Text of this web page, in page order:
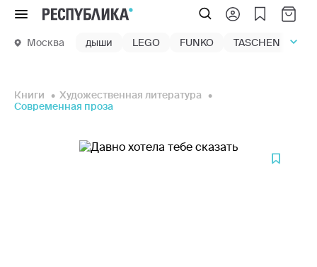
Меню
Москва дыши LEGO FUNKO TASCHEN
Книги
Художественная литература
Современная проза